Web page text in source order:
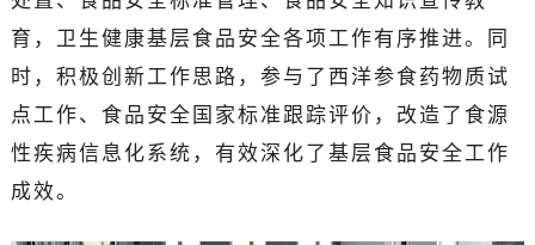
育，卫生健康基层食品安全各项工作有序推进。同
时，积极创新工作思路，参与了西洋参食药物质试
点工作、食品安全国家标准跟踪评价，改造了食源
性疾病信息化系统，有效深化了基层食品安全工作
成效。